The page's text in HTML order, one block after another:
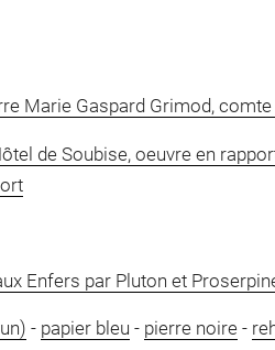
Marie Gaspard Grimod, comte
de Soubise, oeuvre en
Enfers par Pluton et
- papier bleu - pierre noire-